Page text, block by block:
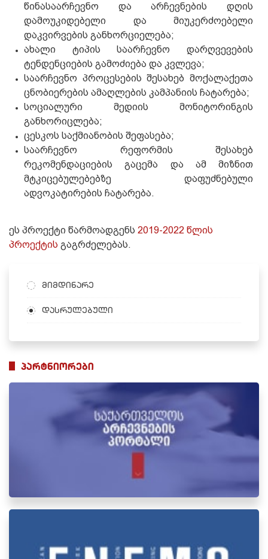
წინასაარჩევნო და არჩევნების დღის
დამოუკიდებელი და მიუკერძოებელი
დაკვირვების განხორციელება;
ახალი ტიპის საარჩევნო დარღვევების
ტენდენციების გამოძიება და კვლევა;
საარჩევნო პროცესების შესახებ მოქალაქეთა
ცნობიერების ამაღლების კამპანიის ჩატარება;
სოციალური მედიის მონიტორინგის
განხორიცლება;
ცესკოს საქმიანობის შეფასება;
საარჩევნო რეფორმის შესახებ
რეკომენდაციების გაცემა და ამ მიზნით
მტკიცებულებებზე დაფუძნებული
ადვოკატირების ჩატარება.
ეს პროექტი წარმოადგენს 2019-2022 წლის
პროექტის გაგრძელებას.
მიმდინარე
დასრულებული
პარტნიორები